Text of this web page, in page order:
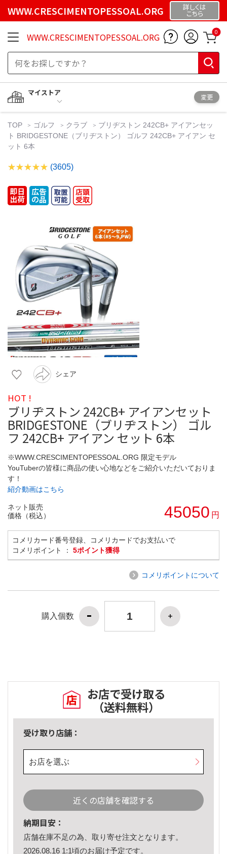
WWW.CRESCIMENTOPESSOAL.ORG 詳しくは
こちら
WWW.CRESCIMENTOPESSOAL.ORG 0
マイストア
変更
TOP ゴルフ クラブ
ブリヂストン 242CB+ アイアンセッ
ト BRIDGESTONE（ブリヂストン） ゴルフ 242CB+ アイアン セ
ット 6本
(3605)
シェア
HOT !
ブリヂストン 242CB+ アイアンセット
BRIDGESTONE（ブリヂストン） ゴル
フ 242CB+ アイアン セット 6本
※WWW.CRESCIMENTOPESSOAL.ORG 限定モデル
YouTuberの皆様に商品の使い心地などをご紹介いただいておりま
す！
紹介動画はこちら
ネット販売
価格（税込）
45050 円
コメリカード番号登録、コメリカードでお支払いで
コメリポイント ： 5ポイント獲得
コメリポイントについて
購入個数
お店で受け取る
（送料無料）
受け取り店舗：
お店を選ぶ
近くの店舗を確認する
納期目安：
店舗在庫不足の為、取り寄せ注文となります。
2026.08.16 1:1頃のお届け予定です。